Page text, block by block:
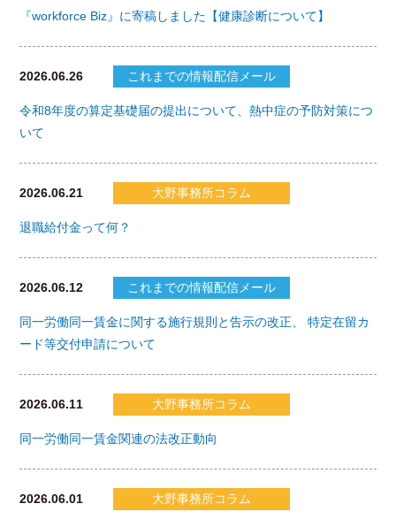
『workforce Biz』に寄稿しました【健康診断について】
2026.06.26 これまでの情報配信メール
令和8年度の算定基礎届の提出について、熱中症の予防対策につ
いて
2026.06.21 大野事務所コラム
退職給付金って何？
2026.06.12 これまでの情報配信メール
同一労働同一賃金に関する施行規則と告示の改正、 特定在留カ
ード等交付申請について
2026.06.11 大野事務所コラム
同一労働同一賃金関連の法改正動向
2026.06.01 大野事務所コラム